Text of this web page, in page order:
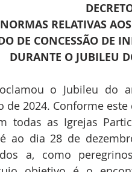
RELATIVAS
DE CONCESSÃO DE
DURANTE O JUBILEU
o Jubileu
de 2024. Conforme
todas as Igrejas
ao dia 28 de
a, como